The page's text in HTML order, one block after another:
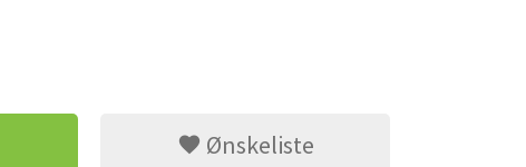
Ønskeliste